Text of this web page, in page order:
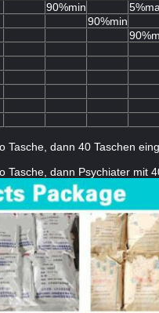
90%min
90%min
Tasche, dann 40 Taschen
Tasche, dann Psychiater mit